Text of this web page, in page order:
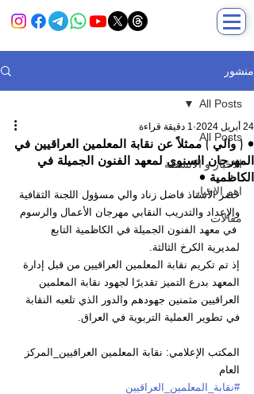
منشور
All Posts
الاخبار و الانشطة
اهم الاخبار
مقالات
All Posts
• ( والي ) ممثلاً عن نقابة المعلمين العراقيين في
المهرجان السنوي لمعهد الفنون الجميلة في
الكاظمية •
24 أبريل 2024 1 دقيقة قراءة
حضر الأستاذ فاضل زناد والي مسؤول اللجنة الثقافية
والإعداد والتدريب النقابي مهرجان الأعمال والرسوم
في معهد الفنون الجميلة في الكاظمية التابع
لمديرية الكرخ الثالثة.
إذ تم تكريم نقابة المعلمين العراقيين من قبل إدارة
المعهد بدرع التميز تقديرًا لجهود نقابة المعلمين
العراقيين مثمنين جهودهم والدور الذي تلعبه النقابة
في تطوير العملية التربوية في العراق.
المكتب الإعلامي: نقابة المعلمين العراقيين_المركز
العام
#نقابة_المعلمين_العراقيين